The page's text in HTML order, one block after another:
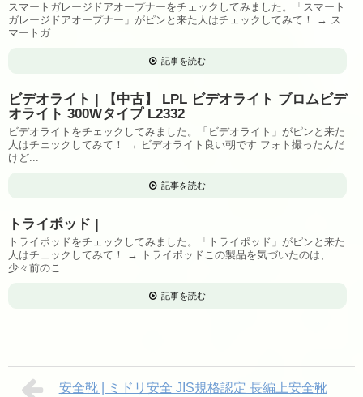
スマートガレージドアオープナーをチェックしてみました。「スマート
ガレージドアオープナー」がピンと来た人はチェックしてみて！ → ス
マートガ...
記事を読む
ビデオライト | 【中古】 LPL ビデオライト ブロムビデ
オライト 300Wタイプ L2332
ビデオライトをチェックしてみました。「ビデオライト」がピンと来た
人はチェックしてみて！ → ビデオライト良い朝です フォト撮ったんだ
けど...
記事を読む
トライポッド |
トライポッドをチェックしてみました。「トライポッド」がピンと来た
人はチェックしてみて！ → トライポッドこの製品を気づいたのは、
少々前のこ...
記事を読む
安全靴 | ミドリ安全 JIS規格認定 長編上安全靴